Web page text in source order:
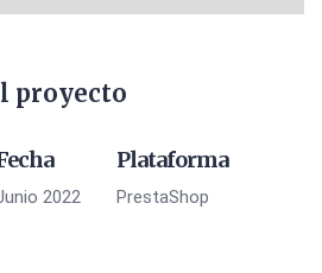
proyecto
2022
Plataforma
PrestaShop